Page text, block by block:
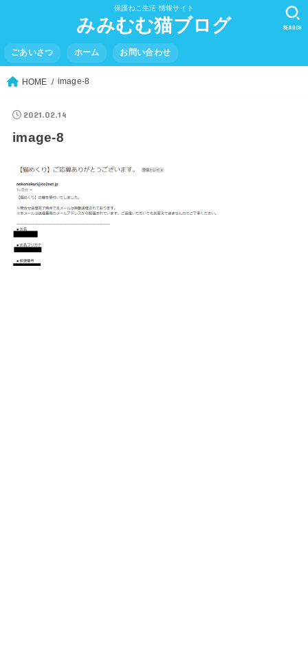
保護ねこ生活 情報サイト
みみむむ猫ブログ
ごあいさつ ホーム お問い合わせ
SEARCH
HOME image-8
2021.02.14
image-8